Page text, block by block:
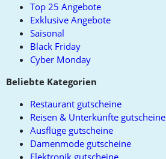
Top 25 Angebote
Exklusive Angebote
Saisonal
Black Friday
Cyber Monday
Beliebte Kategorien
Restaurant gutscheine
Reisen & Unterkünfte gutscheine
Ausflüge gutscheine
Damenmode gutscheine
Elektronik gutscheine